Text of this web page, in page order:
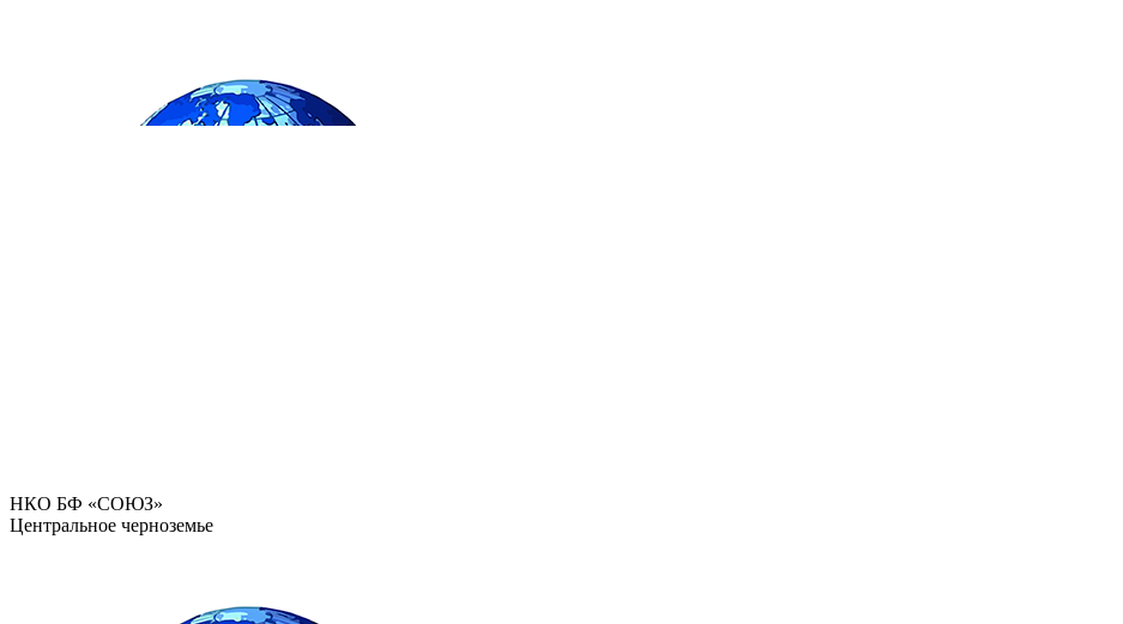
НКО БФ «СОЮЗ»
Центральное черноземье